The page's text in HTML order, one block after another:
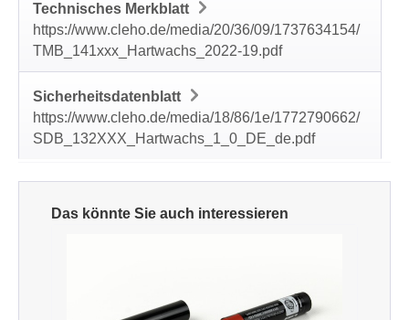
Technisches Merkblatt
https://www.cleho.de/media/20/36/09/1737634154/
TMB_141xxx_Hartwachs_2022-19.pdf
Sicherheitsdatenblatt
https://www.cleho.de/media/18/86/1e/1772790662/
SDB_132XXX_Hartwachs_1_0_DE_de.pdf
Produktgalerie überspringen
Das könnte Sie auch interessieren